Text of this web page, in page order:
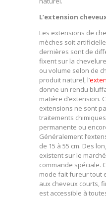
L’extension
Les extensions de
mèches soit
dernières sont de
fixent sur la
ou volume selon de
produit naturel, l’
donne un rendu
matière d’extension.
extensions ne sont
traitements
permanente ou
Généralement
de 15 à 55 cm. Des
existent sur le
commande spéciale.
mode fait fureur tout
aux cheveux courts,
est accessible à